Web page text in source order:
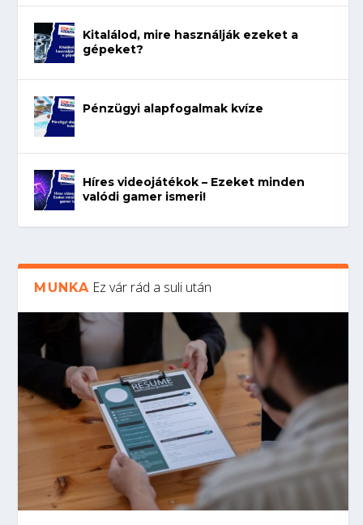
Kitalálod, mire használják ezeket a
gépeket?
Pénzügyi alapfogalmak kvíze
Híres videojátékok – Ezeket minden
valódi gamer ismeri!
MUNKA Ez vár rád a suli után